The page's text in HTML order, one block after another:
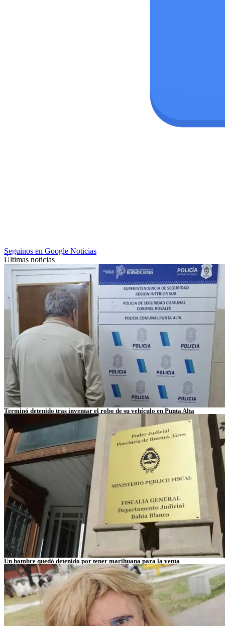
Seguinos en Google Noticias
Últimas noticias
Terminó detenido tras inventar el robo de su vehículo en Punta Alta
Un hombre quedó detenido por tener marihuana para la venta